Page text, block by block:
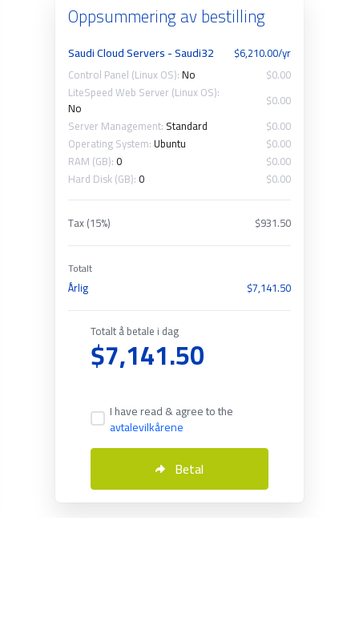
Oppsummering av bestilling
Saudi Cloud Servers - Saudi32
$6,210.00/yr
Control Panel (Linux OS):No
$0.00
LiteSpeed Web Server (Linux OS):
No
$0.00
Server Management: Standard
$0.00
Operating System:Ubuntu
$0.00
RAM (GB): 0
$0.00
Hard Disk (GB): 0 $0.00
Tax (15%) $931.50
Totalt
Årlig $7,141.50
Totalt å betale i dag
$7,141.50
Betal
I have read & agree to the
avtalevilkårene